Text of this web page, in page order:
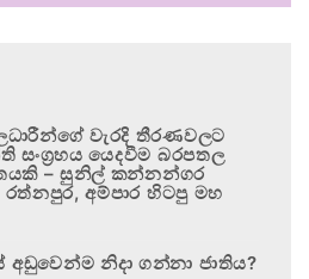
වැරදි තීරණවලට
සංග්‍රහය යෙදවීම බරපතල
– සුනිල් කන්නන්ගර
අම්පාර හිටපු මහ
නිදා ගන්නා ජාතිය?